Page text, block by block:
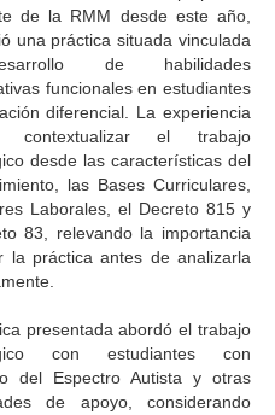
de la RMM desde este año,
una práctica situada vinculada
de habilidades
funcionales en estudiantes
diferencial. La experiencia
contextualizar el trabajo
desde las características del
las Bases Curriculares,
Laborales, el Decreto 815 y
83, relevando la importancia
la práctica antes de analizarla
presentada abordó el trabajo
con estudiantes con
del Espectro Autista y otras
de apoyo, considerando